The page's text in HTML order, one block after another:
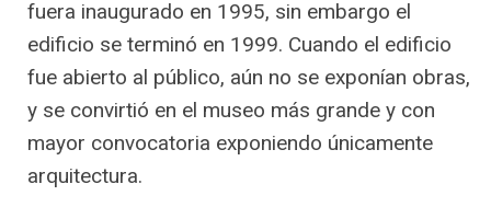
fuera inaugurado en 1995, sin embargo el
edificio se terminó en 1999. Cuando el edificio
fue abierto al público, aún no se exponían obras,
y se convirtió en el museo más grande y con
mayor convocatoria exponiendo únicamente
arquitectura.